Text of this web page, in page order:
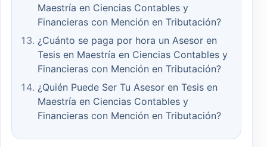
Maestría en Ciencias Contables y
Financieras con Mención en Tributación?
¿Cuánto se paga por hora un Asesor en
Tesis en Maestría en Ciencias Contables y
Financieras con Mención en Tributación?
¿Quién Puede Ser Tu Asesor en Tesis en
Maestría en Ciencias Contables y
Financieras con Mención en Tributación?